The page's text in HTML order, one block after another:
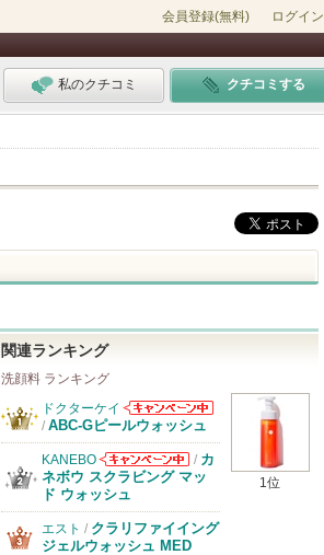
会員登録(無料) ログイン
私のクチコミ クチコミする
関連ランキング
洗顔料 ランキング
1位
ドクターケイ
ドクターケイか
らのお知らせが
あります
/ ABC-Gピールウォッシュ
KANEBO
KANEBOから
のお知らせがあ
/ カ
ネボウ スクラビング マッ
ド ウォッシュ
エスト / クラリファイイング
ジェルウォッシュ MED